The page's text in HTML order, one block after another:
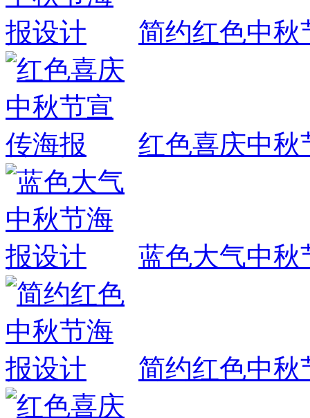
简约红色中秋
红色喜庆中秋
蓝色大气中秋
简约红色中秋